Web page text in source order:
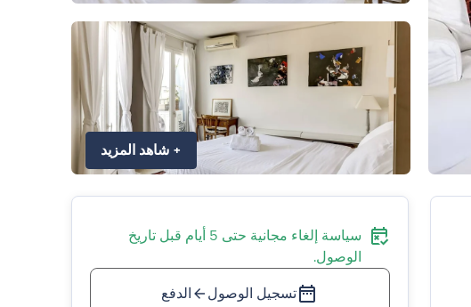
+ شاهد المزيد
سياسة إلغاء مجانية حتى 5 أيام قبل تاريخ
الوصول.
تسجيل الوصول الدفع